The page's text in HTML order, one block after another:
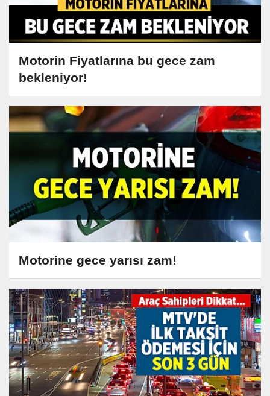
Motorin Fiyatlarına bu gece zam
bekleniyor!
Motorine gece yarısı zam!